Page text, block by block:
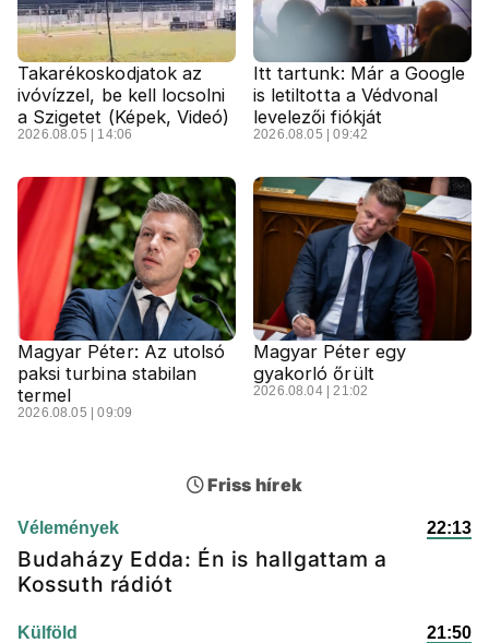
Takarékoskodjatok az
ivóvízzel, be kell locsolni
a Szigetet (Képek, Videó)
2026.08.05 | 14:06
Itt tartunk: Már a Google
is letiltotta a Védvonal
levelezői fiókját
2026.08.05 | 09:42
Magyar Péter: Az utolsó
paksi turbina stabilan
termel
2026.08.05 | 09:09
Magyar Péter egy
gyakorló őrült
2026.08.04 | 21:02
Friss hírek
Vélemények 22:13
Budaházy Edda: Én is hallgattam a
Kossuth rádiót
Külföld 21:50